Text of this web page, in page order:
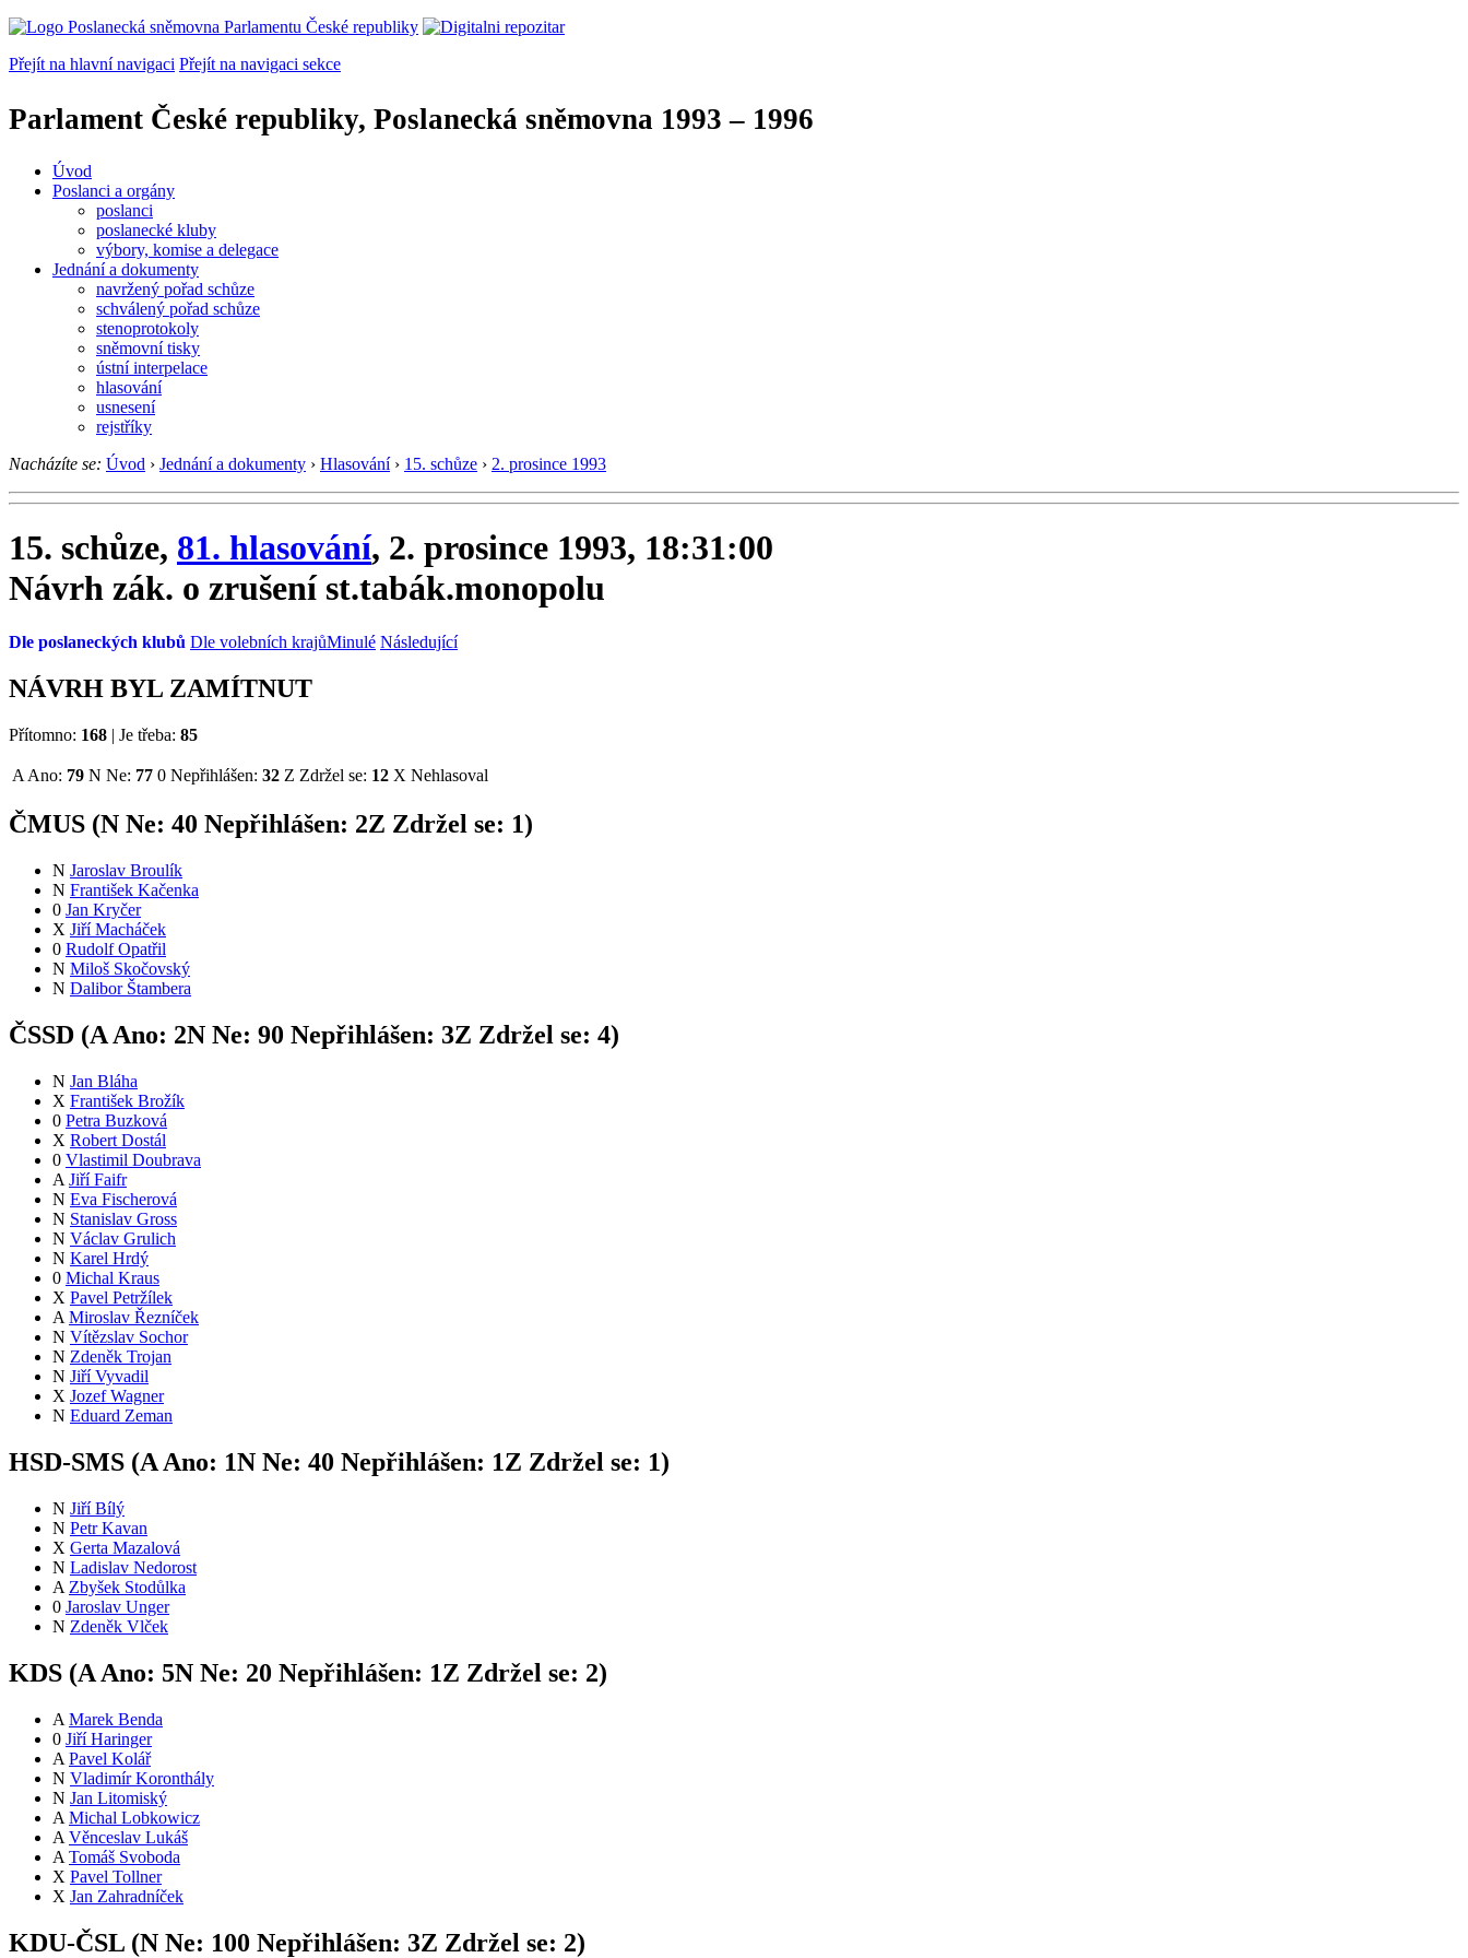
Přejít na hlavní navigaci Přejít na navigaci sekce
Parlament České republiky, Poslanecká sněmovna 1993 – 1996
Úvod
Poslanci a orgány
poslanci
poslanecké kluby
výbory, komise a delegace
Jednání a dokumenty
navržený pořad schůze
schválený pořad schůze
stenoprotokoly
sněmovní tisky
ústní interpelace
hlasování
usnesení
rejstříky
Nacházíte se: Úvod › Jednání a dokumenty › Hlasování › 15. schůze › 2. prosince 1993
15. schůze, 81. hlasování, 2. prosince 1993, 18:31:00
Návrh zák. o zrušení st.tabák.monopolu
Dle poslaneckých klubů Dle volebních krajůMinulé Následující
NÁVRH BYL ZAMÍTNUT
Přítomno: 168 | Je třeba: 85
A Ano: 79 N Ne: 77 0 Nepřihlášen: 32 Z Zdržel se: 12 X Nehlasoval
ČMUS (N Ne: 40 Nepřihlášen: 2Z Zdržel se: 1)
N Jaroslav Broulík
N František Kačenka
0 Jan Kryčer
X Jiří Macháček
0 Rudolf Opatřil
N Miloš Skočovský
N Dalibor Štambera
ČSSD (AAno: 2N Ne: 90 Nepřihlášen: 3Z Zdržel se: 4)
N Jan Bláha
X František Brožík
0 Petra Buzková
X Robert Dostál
0 Vlastimil Doubrava
A Jiří Faifr
N Eva Fischerová
N Stanislav Gross
N Václav Grulich
N Karel Hrdý
0 Michal Kraus
X Pavel Petržílek
A Miroslav Řezníček
N Vítězslav Sochor
N Zdeněk Trojan
N Jiří Vyvadil
X Jozef Wagner
N Eduard Zeman
HSD-SMS (A Ano: 1N Ne: 40 Nepřihlášen: 1Z Zdržel se: 1)
N Jiří Bílý
N Petr Kavan
X Gerta Mazalová
N Ladislav Nedorost
A Zbyšek Stodůlka
0 Jaroslav Unger
N Zdeněk Vlček
KDS (A Ano: 5N Ne: 20 Nepřihlášen: 1Z Zdržel se: 2)
A Marek Benda
0 Jiří Haringer
A Pavel Kolář
N Vladimír Koronthály
N Jan Litomiský
A Michal Lobkowicz
A Věnceslav Lukáš
A Tomáš Svoboda
X Pavel Tollner
X Jan Zahradníček
KDU-ČSL (N Ne: 100 Nepřihlášen: 3Z Zdržel se: 2)